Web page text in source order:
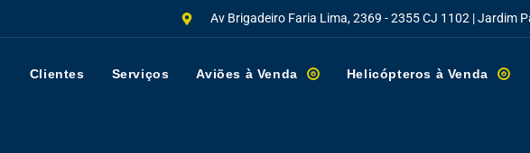
Av Brigadeiro Faria Lima, 2369 - 2355 CJ 1102 | Jardim
Clientes Serviços Aviões à Venda Helicópteros à Venda